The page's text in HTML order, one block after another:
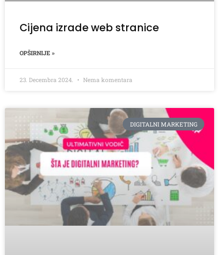
Cijena izrade web stranice
OPŠIRNIJE »
23. Decembra 2024. Nema komentara
DIGITALNI MARKETING